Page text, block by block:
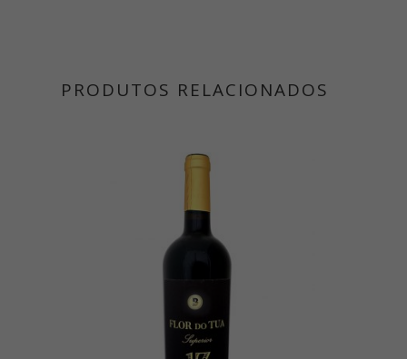
PRODUTOS RELACIONADOS